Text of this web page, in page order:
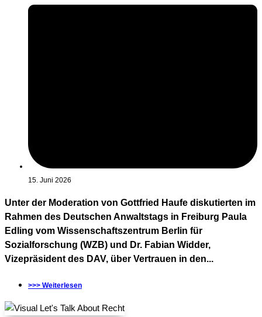
15. Juni 2026
Unter der Moderation von Gottfried Haufe diskutierten im
Rahmen des Deutschen Anwaltstags in Freiburg Paula
Edling vom Wissenschaftszentrum Berlin für
Sozialforschung (WZB) und Dr. Fabian Widder,
Vizepräsident des DAV, über Vertrauen in den...
>>> Weiterlesen